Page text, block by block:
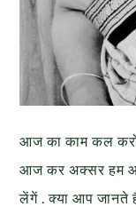
आज का काम कल
आज कर अक्सर हम
लेंगें . क्या आप जानते